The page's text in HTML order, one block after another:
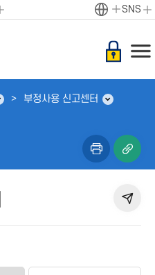
SNS
부정사용 신고센터